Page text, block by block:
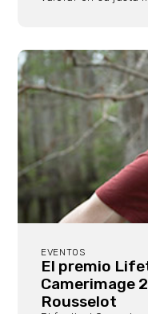
EVENTOS
El premio
Camerimage
Rousselot